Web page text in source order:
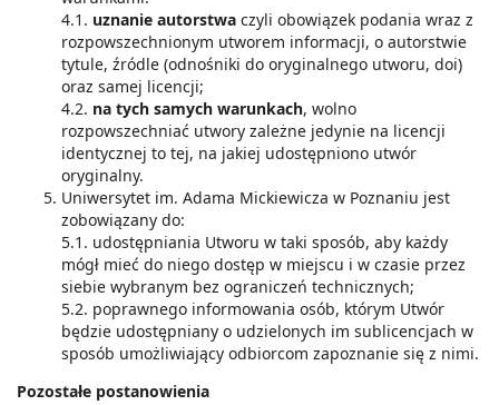
4.1. uznanie autorstwa czyli obowiązek podania wraz z
rozpowszechnionym utworem informacji, o autorstwie
tytule, źródle (odnośniki do oryginalnego utworu, doi)
oraz samej licencji;
4.2. na tych samych warunkach, wolno
rozpowszechniać utwory zależne jedynie na licencji
identycznej to tej, na jakiej udostępniono utwór
oryginalny.
Uniwersytet im. Adama Mickiewicza w Poznaniu jest
zobowiązany do:
5.1. udostępniania Utworu w taki sposób, aby każdy
mógł mieć do niego dostęp w miejscu i w czasie przez
siebie wybranym bez ograniczeń technicznych;
5.2. poprawnego informowania osób, którym Utwór
będzie udostępniany o udzielonych im sublicencjach w
sposób umożliwiający odbiorcom zapoznanie się z nimi.
Pozostałe postanowienia